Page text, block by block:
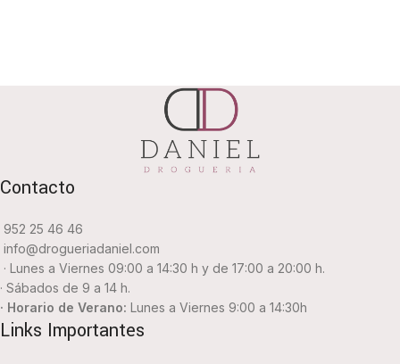
Contacto
952 25 46 46
info@drogueriadaniel.com
· Lunes a Viernes 09:00 a 14:30 h y de 17:00 a 20:00 h.
· Sábados de 9 a 14 h.
· Horario de Verano: Lunes a Viernes 9:00 a 14:30h
Links Importantes